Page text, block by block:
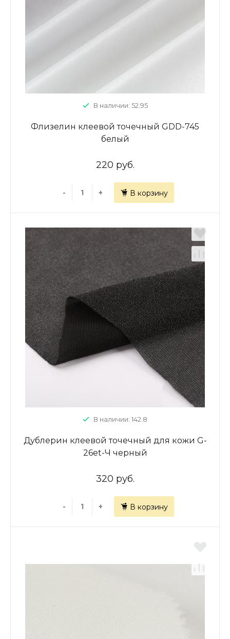
В наличии: 52.95
Флизелин клеевой точечный GDD-745
белый
220 руб.
- + В корзину
В наличии: 142.8
Дублерин клеевой точечный для кожи G-
26et-Ч черный
320 руб.
- + В корзину